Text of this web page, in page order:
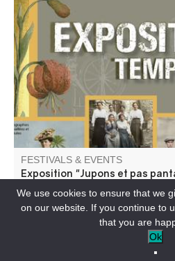
Vêtements et accessoires de
Verdon (1830-1950). La mode
moins terne que ce que vous
photographies de famille donnent
austère, en noir et blanc. Et
FESTIVALS & EVENTS
Exposition "Jupons et pas
COLMARS-EN
We use cookies to ensure that we
on our website. If you continue to
that you are
Ok